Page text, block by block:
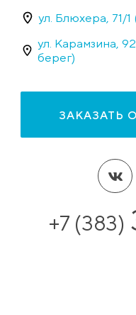
ул. Блюхера, 71/
ул. Карамзина,
берег)
ЗАКАЗАТЬ
+7 (383)